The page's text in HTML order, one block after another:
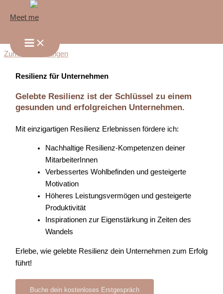
Zum Inhalt springen
Meet me
Resilienz für Unternehmen
Gelebte Resilienz ist der Schlüssel zu einem
gesunden und erfolgreichen Unternehmen.
Mit einzigartigen Resilienz Erlebnissen fördere ich:
Nachhaltige Resilienz-Kompetenzen deiner
MitarbeiterInnen
Verbessertes Wohlbefinden und gesteigerte
Motivation
Höheres Leistungsvermögen und gesteigerte
Produktivität
Inspirationen zur Eigenstärkung in Zeiten des
Wandels
Erlebe, wie gelebte Resilienz dein Unternehmen zum Erfolg
führt!
Buche dein kostenloses Erstgespräch